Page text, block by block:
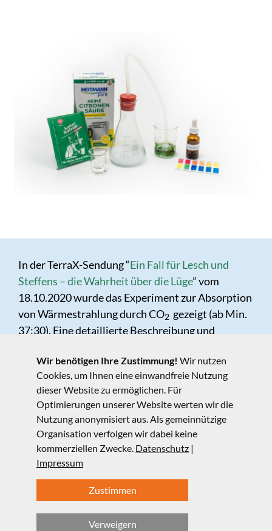
In der TerraX-Sendung “Ein Fall für Lesch und
Steffens – die Wahrheit über die Lüge” vom
18.10.2020 wurde das Experiment zur Absorption
von Wärmestrahlung durch CO2 gezeigt (ab Min.
37:30). Eine detaillierte Beschreibung und
Experiment haben wirhierzusammengestellt.
Der LMU-Klimakoffer der Fakultät für Physik der
LMU München steht unter folgender Creative
Commons Lizenz:CC BY-NC-SA 4.0
Wir benötigen Ihre Zustimmung! Wir nutzen
Cookies, um Ihnen eine einwandfreie Nutzung
dieser Website zu ermöglichen. Für
Optimierungen unserer Website werten wir die
Nutzung anonymisiert aus. Als gemeinnützige
Organisation verfolgen wir dabei keine
kommerziellen Zwecke. Datenschutz |
Impressum
Zustimmen
Verweigern